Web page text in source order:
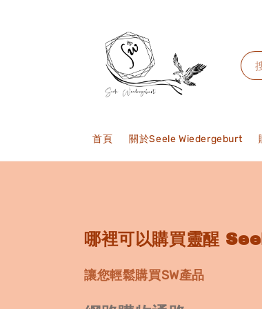
首頁 關於Seele Wiedergeburt
哪裡可以購買靈醒
讓您輕鬆購買SW產品